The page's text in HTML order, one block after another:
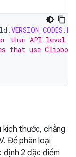
.VERSION_CODES .
than API level
that use
thước, chẳng
Để phân loại
định 2 đặc điểm